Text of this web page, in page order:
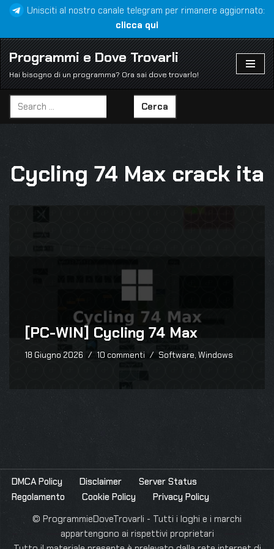
al
contenuto
Unisciti al nostro canale telegram per rimanere aggiornato:
clicca qui
Programmi e Dove Trovarli
Hai bisogno di un programma? Ora sai dove trovarlo!
Cerca
Cycling 74 Max crack ita
[PC-WIN] Cycling 74 Max
18 Giugno 2026 10 commenti Software, Windows
DMCA Policy Disclaimer
Server Status
Regolamento
Cookie Policy
Privacy Policy
© ProgrammieDoveTrovarli - Tutti i loghi e i marchi
appartengono ai rispettivi proprietari